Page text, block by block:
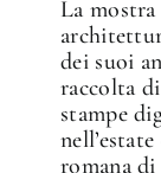
La
dei suoi
raccolta
stampe
romana